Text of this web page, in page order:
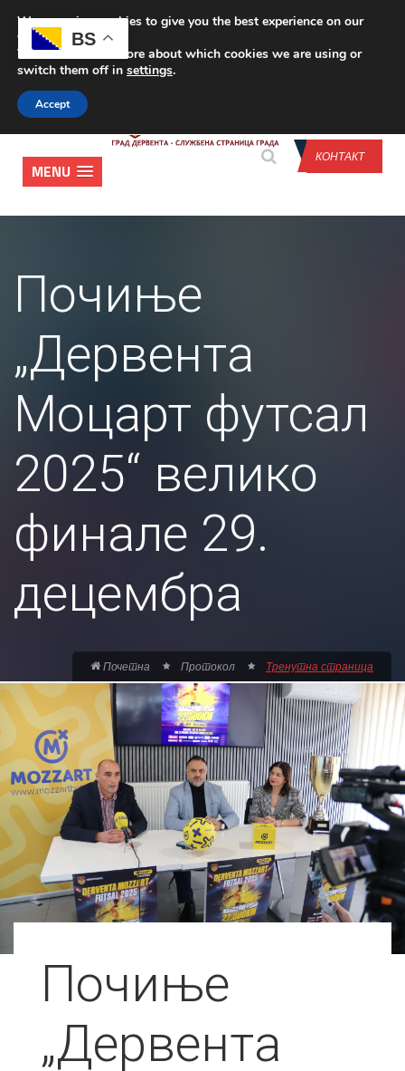
CONTACT US
КОНТАКТ
MENU
Почиње
„Дервента
Моцарт футсал
2025“ велико
финале 29.
децембра
Почетна Протокол Тренутна страница
Почиње
„Дервента
BS
We are using cookies to give you the best experience on our
website.
You can find out more about which cookies we are using or
switch them off in settings.
Accept